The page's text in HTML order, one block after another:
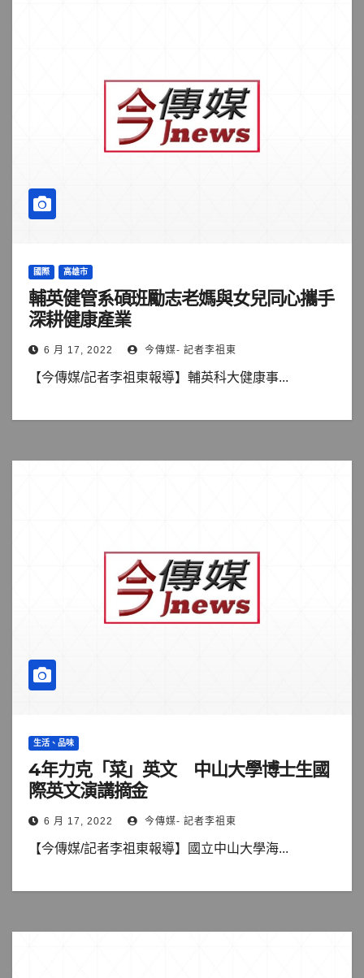
國際 高雄市
輔英健管系碩班勵志老媽與女兒同心攜手
深耕健康產業
6 月 17, 2022 今傳媒- 記者李祖東
【今傳媒/記者李祖東報導】輔英科大健康事...
生活、品味
4年力克「菜」英文 中山大學博士生國
際英文演講摘金
6 月 17, 2022 今傳媒- 記者李祖東
【今傳媒/記者李祖東報導】國立中山大學海...